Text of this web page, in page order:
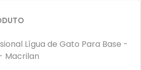
Lígua de Gato Para Base -
Macrilan